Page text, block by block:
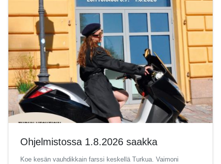
Ohjelmistossa 1.8.2026 saakka
Koe kesän vauhdikkain farssi keskellä Turkua. Vaimoni